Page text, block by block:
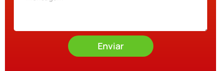
Enviar